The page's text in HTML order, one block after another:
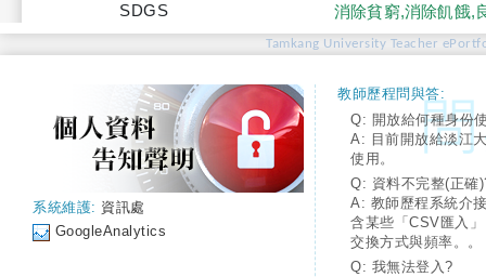
SDGS 消除貧窮,消除飢餓,
Tamkang University Teacher
系統維護: 資訊處
GoogleAnalytics
教師歷程問與答:
Q: 開放給何種身份
A: 目前開放給淡江
使用。
Q: 資料不完整(正確
A: 教師歷程系統介
含某些「CSV匯入
交換方式與頻率。。
Q: 我無法登入?